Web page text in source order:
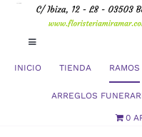
Toggle
INICIO TIENDA RAMOS
ARREGLOS
0